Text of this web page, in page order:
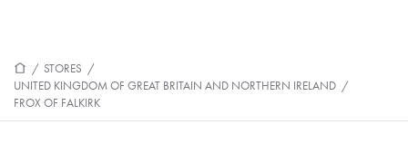
/ STORES /
UNITED KINGDOM OF GREAT BRITAIN AND NORTHERN IRELAND /
FROX OF FALKIRK